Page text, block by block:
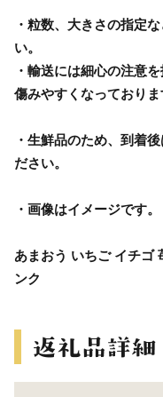
・粒数、大きさの指定
い。
・輸送には細心の注意
傷みやすくなっておりま
・生鮮品のため、到着
ださい。
・画像はイメージです。
あまおう いちご イチゴ
ンク